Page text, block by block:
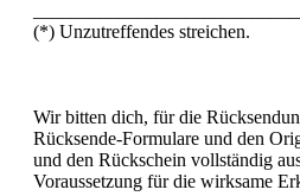
(*) Unzutreffendes streichen.
Wir bitten dich, für die
Rücksende-Formulare und den
und den Rückschein vollständig
Voraussetzung für die wirksame